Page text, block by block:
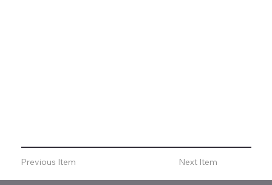
Previous Item Next Item